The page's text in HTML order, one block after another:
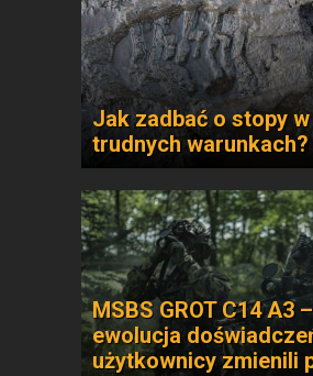
Jak zadbać o stopy w
trudnych warunkach?
MSBS GROT C14 A3 –
ewolucja
użytkownicy zmienili